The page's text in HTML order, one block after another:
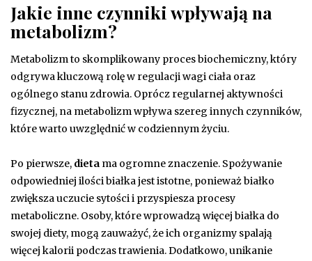
Jakie inne czynniki wpływają na
metabolizm?
Metabolizm to skomplikowany proces biochemiczny, który
odgrywa kluczową rolę w regulacji wagi ciała oraz
ogólnego stanu zdrowia. Oprócz regularnej aktywności
fizycznej, na metabolizm wpływa szereg innych czynników,
które warto uwzględnić w codziennym życiu.
Po pierwsze, dieta ma ogromne znaczenie. Spożywanie
odpowiedniej ilości białka jest istotne, ponieważ białko
zwiększa uczucie sytości i przyspiesza procesy
metaboliczne. Osoby, które wprowadzą więcej białka do
swojej diety, mogą zauważyć, że ich organizmy spalają
więcej kalorii podczas trawienia. Dodatkowo, unikanie